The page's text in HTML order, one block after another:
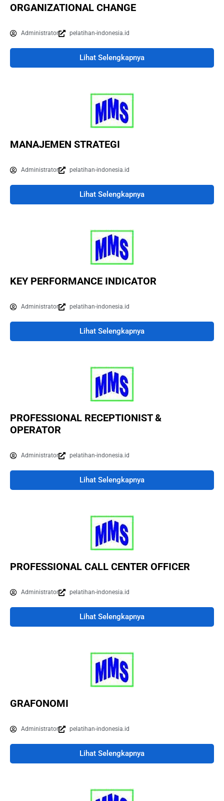
ORGANIZATIONAL CHANGE
Administrator pelatihan-indonesia.id
Lihat Selengkapnya
MANAJEMEN STRATEGI
Administrator pelatihan-indonesia.id
Lihat Selengkapnya
KEY PERFORMANCE INDICATOR
Administrator pelatihan-indonesia.id
Lihat Selengkapnya
PROFESSIONAL RECEPTIONIST &
OPERATOR
Administrator pelatihan-indonesia.id
Lihat Selengkapnya
PROFESSIONAL CALL CENTER OFFICER
Administrator pelatihan-indonesia.id
Lihat Selengkapnya
GRAFONOMI
Administrator pelatihan-indonesia.id
Lihat Selengkapnya